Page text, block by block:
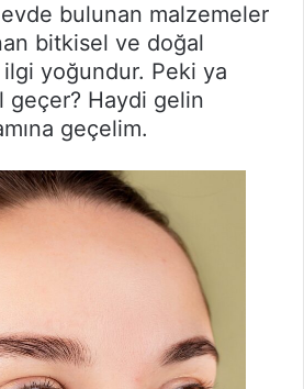
bulunan malzemeler
bitkisel ve doğal
yoğundur. Peki ya
geçer? Haydi gelin
geçelim.